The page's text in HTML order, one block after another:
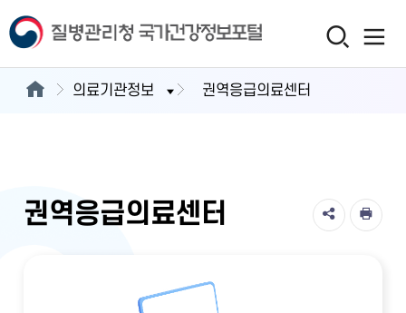
의료기관정보 권역응급의료센터
권역응급의료센터